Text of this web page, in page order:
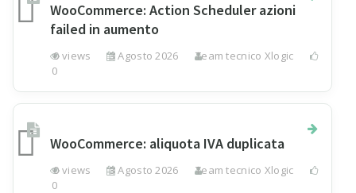
WooCommerce: Action Scheduler azioni
failed in aumento
0 views 3 Agosto 2026
Team tecnico Xlogic
0
WooCommerce: aliquota IVA duplicata
0 views 3 Agosto 2026
Team tecnico Xlogic
0